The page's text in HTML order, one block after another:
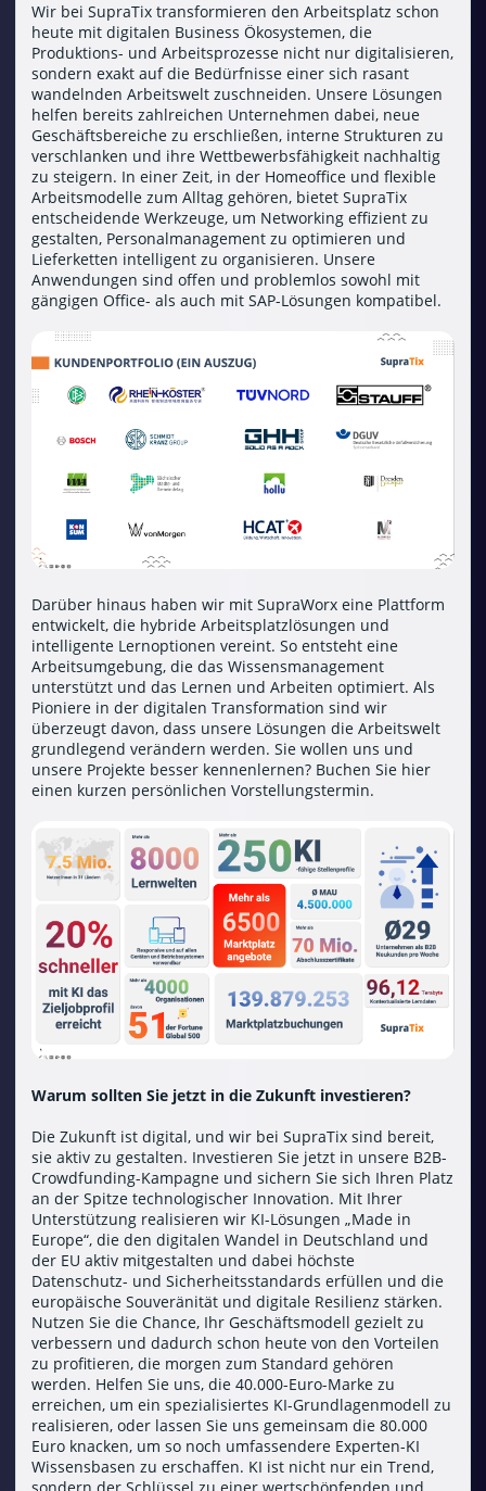
Wir bei SupraTix transformieren den Arbeitsplatz schon
heute mit digitalen Business Ökosystemen, die
Produktions- und Arbeitsprozesse nicht nur digitalisieren,
sondern exakt auf die Bedürfnisse einer sich rasant
wandelnden Arbeitswelt zuschneiden. Unsere Lösungen
helfen bereits zahlreichen Unternehmen dabei, neue
Geschäftsbereiche zu erschließen, interne Strukturen zu
verschlanken und ihre Wettbewerbsfähigkeit nachhaltig
zu steigern. In einer Zeit, in der Homeoffice und flexible
Arbeitsmodelle zum Alltag gehören, bietet SupraTix
entscheidende Werkzeuge, um Networking effizient zu
gestalten, Personalmanagement zu optimieren und
Lieferketten intelligent zu organisieren. Unsere
Anwendungen sind offen und problemlos sowohl mit
gängigen Office- als auch mit SAP-Lösungen kompatibel.
Darüber hinaus haben wir mit SupraWorx eine Plattform
entwickelt, die hybride Arbeitsplatzlösungen und
intelligente Lernoptionen vereint. So entsteht eine
Arbeitsumgebung, die das Wissensmanagement
unterstützt und das Lernen und Arbeiten optimiert. Als
Pioniere in der digitalen Transformation sind wir
überzeugt davon, dass unsere Lösungen die Arbeitswelt
grundlegend verändern werden. Sie wollen uns und
unsere Projekte besser kennenlernen? Buchen Sie hier
einen kurzen persönlichen Vorstellungstermin.
Warum sollten Sie jetzt in die Zukunft investieren?
Die Zukunft ist digital, und wir bei SupraTix sind bereit,
sie aktiv zu gestalten. Investieren Sie jetzt in unsere B2B-
Crowdfunding-Kampagne und sichern Sie sich Ihren Platz
an der Spitze technologischer Innovation. Mit Ihrer
Unterstützung realisieren wir KI-Lösungen „Made in
Europe“, die den digitalen Wandel in Deutschland und
der EU aktiv mitgestalten und dabei höchste
Datenschutz- und Sicherheitsstandards erfüllen und die
europäische Souveränität und digitale Resilienz stärken.
Nutzen Sie die Chance, Ihr Geschäftsmodell gezielt zu
verbessern und dadurch schon heute von den Vorteilen
zu profitieren, die morgen zum Standard gehören
werden. Helfen Sie uns, die 40.000-Euro-Marke zu
erreichen, um ein spezialisiertes KI-Grundlagenmodell zu
realisieren, oder lassen Sie uns gemeinsam die 80.000
Euro knacken, um so noch umfassendere Experten-KI
Wissensbasen zu erschaffen. KI ist nicht nur ein Trend,